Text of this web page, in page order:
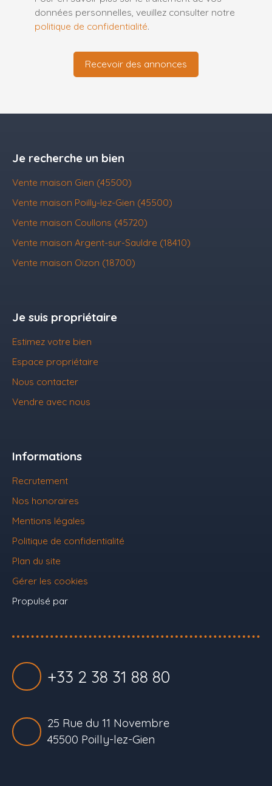
données personnelles, veuillez consulter notre
politique de confidentialité.
Recevoir des annonces
Je recherche un bien
Vente maison Gien (45500)
Vente maison Poilly-lez-Gien (45500)
Vente maison Coullons (45720)
Vente maison Argent-sur-Sauldre (18410)
Vente maison Oizon (18700)
Je suis propriétaire
Estimez votre bien
Espace propriétaire
Nous contacter
Vendre avec nous
Informations
Recrutement
Nos honoraires
Mentions légales
Politique de confidentialité
Plan du site
Gérer les cookies
Propulsé par
+33 2 38 31 88 80
25 Rue du 11 Novembre
45500 Poilly-lez-Gien